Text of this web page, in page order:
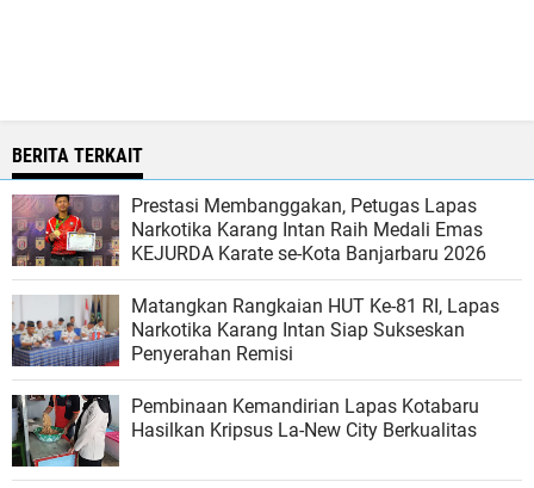
BERITA TERKAIT
Prestasi Membanggakan, Petugas Lapas
Narkotika Karang Intan Raih Medali Emas
KEJURDA Karate se-Kota Banjarbaru 2026
Matangkan Rangkaian HUT Ke-81 RI, Lapas
Narkotika Karang Intan Siap Sukseskan
Penyerahan Remisi
Pembinaan Kemandirian Lapas Kotabaru
Hasilkan Kripsus La-New City Berkualitas